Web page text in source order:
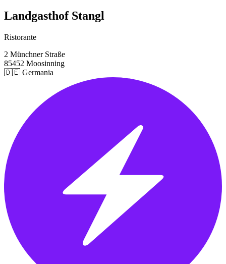
Landgasthof Stangl
Ristorante
2 Münchner Straße
85452 Moosinning
🇩🇪 Germania